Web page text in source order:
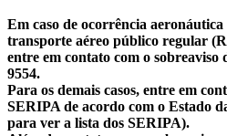
Em caso de ocorrência
transporte aéreo público regular
entre em contato com o
9554.
Para os demais casos, entre em
SERIPA de acordo com o Estado
para ver a lista dos SERIPA).